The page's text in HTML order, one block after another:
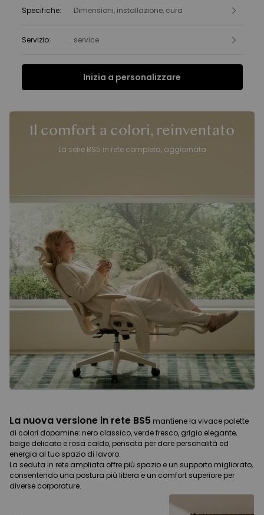
Specifiche: Dimensioni, installazione, cura
Servizio: service
Inizia a personalizzare
Recensioni
Il comfort a colori, reinventato
La serie BS5 in rete completa, aggiornata
La nuova versione in rete BS5 mantiene la vivace palette
di colori dopamine: nero classico, verde fresco, grigio elegante,
beige delicato e rosa caldo, pensata per dare personalità ed
energia al tuo spazio di lavoro.
La seduta in rete ampliata offre più spazio e un supporto migliorato,
consentendo una postura più libera e un comfort superiore per
diverse corporature.